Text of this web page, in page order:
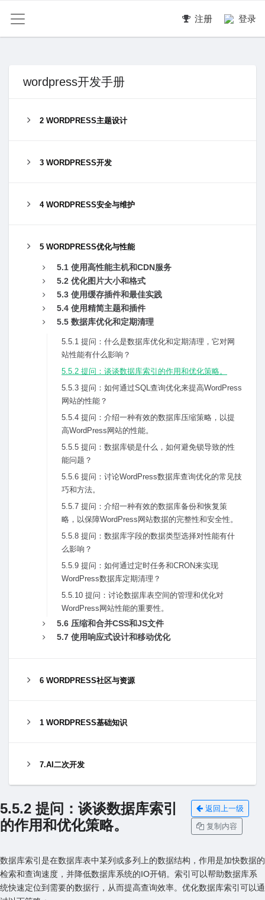
注册 登录
wordpress开发手册
2 WORDPRESS主题设计
3 WORDPRESS开发
4 WORDPRESS安全与维护
5 WORDPRESS优化与性能
5.1 使⽤⾼性能主机和CDN服务
5.2 优化图⽚⼤⼩和格式
5.3 使⽤缓存插件和最佳实践
5.4 使⽤精简主题和插件
5.5 数据库优化和定期清理
5.5.1 提问：什么是数据库优化和定期清理，它对⽹
站性能有什么影响？
5.5.2 提问：谈谈数据库索引的作⽤和优化策略。
5.5.3 提问：如何通过SQL查询优化来提⾼WordPress
⽹站的性能？
5.5.4 提问：介绍⼀种有效的数据库压缩策略，以提
⾼WordPress⽹站的性能。
5.5.5 提问：数据库锁是什么，如何避免锁导致的性
能问题？
5.5.6 提问：讨论WordPress数据库查询优化的常见技
巧和⽅法。
5.5.7 提问：介绍⼀种有效的数据库备份和恢复策
略，以保障WordPress⽹站数据的完整性和安全性。
5.5.8 提问：数据库字段的数据类型选择对性能有什
么影响？
5.5.9 提问：如何通过定时任务和CRON来实现
WordPress数据库定期清理？
5.5.10 提问：讨论数据库表空间的管理和优化对
WordPress⽹站性能的重要性。
5.6 压缩和合并CSS和JS⽂件
5.7 使⽤响应式设计和移动优化
6 WORDPRESS社区与资源
1 WORDPRESS基础知识
7.AI二次开发
5.5.2 提问：谈谈数据库索引
的作⽤和优化策略。
返回上一级
复制内容
数据库索引是在数据库表中某列或多列上的数据结构，作⽤是加快数据的
检索和查询速度，并降低数据库系统的IO开销。索引可以帮助数据库系
统快速定位到需要的数据⾏，从⽽提⾼查询效率。优化数据库索引可以通